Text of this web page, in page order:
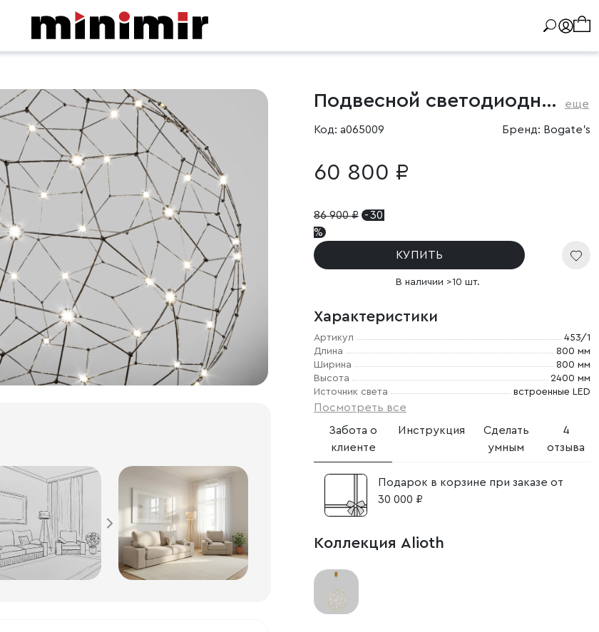
Подвесной светодиодный светильник еще
Код: a065009 Бренд: Bogate's
60 800 ₽
86 900₽ - 30
%
КУПИТЬ
В наличии >10 шт.
Характеристики
Артикул
453/1
Длина
800 мм
Ширина
800 мм
Высота
2400 мм
Источник света
встроенные LED
Посмотреть все
Забота о
клиенте
Инструкция
Сделать
умным
4
отзыва
Подарок в корзине при заказе от
30 000 ₽
Коллекция Alioth